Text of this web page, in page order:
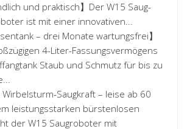
und praktisch】Der W15 Saug-
ist mit einer innovativen...
– drei Monate wartungsfrei】
4-Liter-Fassungsvermögens
Staub und Schmutz für bis zu
Wirbelsturm-Saugkraft – leise ab 60
leistungsstarken bürstenlosen
der W15 Saugroboter mit